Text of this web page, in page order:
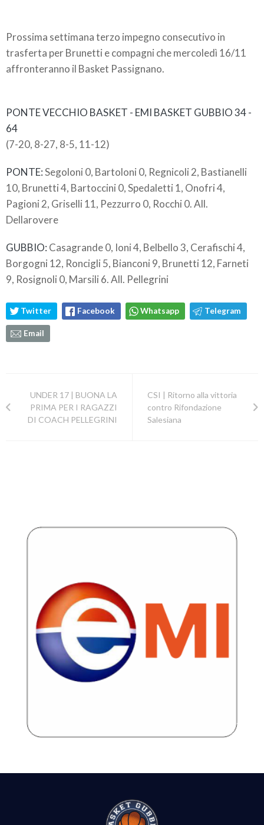
Prossima settimana terzo impegno consecutivo in
trasferta per Brunetti e compagni che mercoledì 16/11
affronteranno il Basket Passignano.
PONTE VECCHIO BASKET - EMI BASKET GUBBIO 34 -
64
(7-20, 8-27, 8-5, 11-12)
PONTE:Segoloni 0, Bartoloni 0, Regnicoli 2, Bastianelli
10, Brunetti 4, Bartoccini 0, Spedaletti 1, Onofri 4,
Pagioni 2, Griselli 11, Pezzurro 0, Rocchi 0. All.
Dellarovere
GUBBIO: Casagrande 0, Ioni 4, Belbello 3, Cerafischi 4,
Borgogni 12, Roncigli 5, Bianconi 9, Brunetti 12, Farneti
9, Rosignoli 0, Marsili 6. All. Pellegrini
Twitter Facebook Whatsapp Telegram
Email
UNDER 17 | BUONA LA
PRIMA PER I RAGAZZI
DI COACH PELLEGRINI
CSI | Ritorno alla vittoria
contro Rifondazione
Salesiana